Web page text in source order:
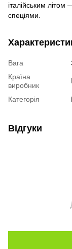
італійським
спеціями.
Вага
Країна
виробник
Категорія
Відгуки